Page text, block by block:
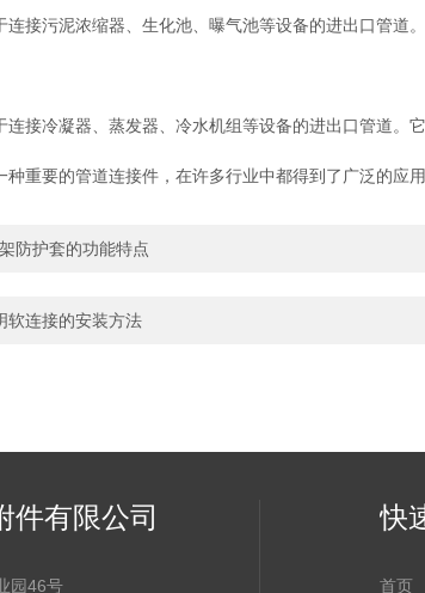
污泥浓缩器、生化池、曝气池等设备的进出口管道
冷凝器、蒸发器、冷水机组等设备的进出口管道。它
种重要的管道连接件，在许多行业中都得到了广泛的应
防护套的功能特点
软连接的安装方法
件有限公司
园46号
快
首页